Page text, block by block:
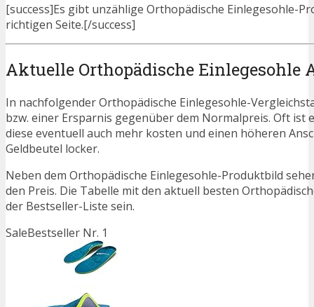
[success]Es gibt unzählige Orthopädische Einlegesohle-
richtigen Seite.[/success]
Aktuelle Orthopädische Einlegesohle
In nachfolgender Orthopädische Einlegesohle-
bzw. einer Ersparnis gegenüber dem Normalpreis. Oft
diese eventuell auch mehr kosten und einen höheren
Geldbeutel locker.
Neben dem Orthopädische Einlegesohle-Produktbild
den Preis. Die Tabelle mit den aktuell besten
der Bestseller-Liste sein.
SaleBestseller Nr. 1